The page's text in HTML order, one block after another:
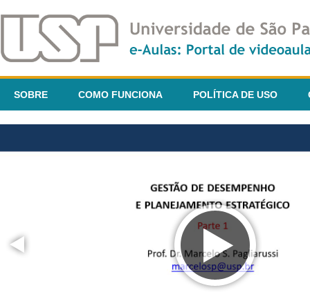
SOBRE COMO FUNCIONA POLÍTICA DE USO